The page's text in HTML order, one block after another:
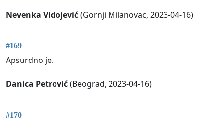
Nevenka Vidojević(Gornji Milanovac, 2023-04-16)
#169
Apsurdno je.
Danica Petrović(Beograd, 2023-04-16)
#170